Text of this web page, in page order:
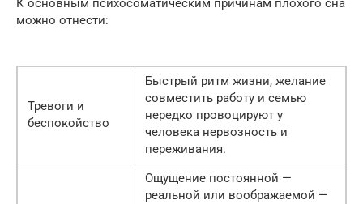
К основным психосоматическим причинам плохого сна
можно отнести:
Тревоги и
беспокойство
Быстрый ритм жизни, желание
совместить работу и семью
нередко провоцируют у
человека нервозность и
переживания.
Ощущение постоянной —
реальной или воображаемой —